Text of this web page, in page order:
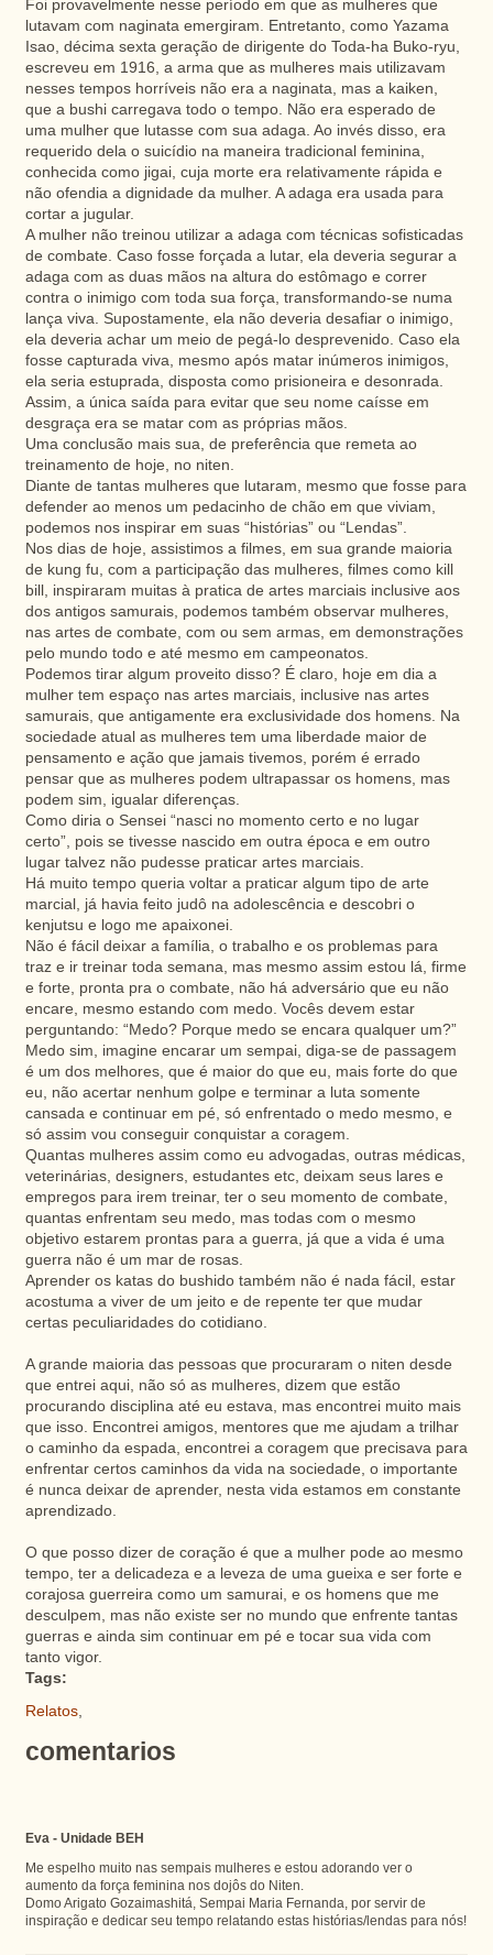
Foi provavelmente nesse período em que as mulheres que
lutavam com naginata emergiram. Entretanto, como Yazama
Isao, décima sexta geração de dirigente do Toda-ha Buko-ryu,
escreveu em 1916, a arma que as mulheres mais utilizavam
nesses tempos horríveis não era a naginata, mas a kaiken,
que a bushi carregava todo o tempo. Não era esperado de
uma mulher que lutasse com sua adaga. Ao invés disso, era
requerido dela o suicídio na maneira tradicional feminina,
conhecida como jigai, cuja morte era relativamente rápida e
não ofendia a dignidade da mulher. A adaga era usada para
cortar a jugular.
A mulher não treinou utilizar a adaga com técnicas sofisticadas
de combate. Caso fosse forçada a lutar, ela deveria segurar a
adaga com as duas mãos na altura do estômago e correr
contra o inimigo com toda sua força, transformando-se numa
lança viva. Supostamente, ela não deveria desafiar o inimigo,
ela deveria achar um meio de pegá-lo desprevenido. Caso ela
fosse capturada viva, mesmo após matar inúmeros inimigos,
ela seria estuprada, disposta como prisioneira e desonrada.
Assim, a única saída para evitar que seu nome caísse em
desgraça era se matar com as próprias mãos.
Uma conclusão mais sua, de preferência que remeta ao
treinamento de hoje, no niten.
Diante de tantas mulheres que lutaram, mesmo que fosse para
defender ao menos um pedacinho de chão em que viviam,
podemos nos inspirar em suas “histórias” ou “Lendas”.
Nos dias de hoje, assistimos a filmes, em sua grande maioria
de kung fu, com a participação das mulheres, filmes como kill
bill, inspiraram muitas à pratica de artes marciais inclusive aos
dos antigos samurais, podemos também observar mulheres,
nas artes de combate, com ou sem armas, em demonstrações
pelo mundo todo e até mesmo em campeonatos.
Podemos tirar algum proveito disso? É claro, hoje em dia a
mulher tem espaço nas artes marciais, inclusive nas artes
samurais, que antigamente era exclusividade dos homens. Na
sociedade atual as mulheres tem uma liberdade maior de
pensamento e ação que jamais tivemos, porém é errado
pensar que as mulheres podem ultrapassar os homens, mas
podem sim, igualar diferenças.
Como diria o Sensei “nasci no momento certo e no lugar
certo”, pois se tivesse nascido em outra época e em outro
lugar talvez não pudesse praticar artes marciais.
Há muito tempo queria voltar a praticar algum tipo de arte
marcial, já havia feito judô na adolescência e descobri o
kenjutsu e logo me apaixonei.
Não é fácil deixar a família, o trabalho e os problemas para
traz e ir treinar toda semana, mas mesmo assim estou lá, firme
e forte, pronta pra o combate, não há adversário que eu não
encare, mesmo estando com medo. Vocês devem estar
perguntando: “Medo? Porque medo se encara qualquer um?”
Medo sim, imagine encarar um sempai, diga-se de passagem
é um dos melhores, que é maior do que eu, mais forte do que
eu, não acertar nenhum golpe e terminar a luta somente
cansada e continuar em pé, só enfrentado o medo mesmo, e
só assim vou conseguir conquistar a coragem.
Quantas mulheres assim como eu advogadas, outras médicas,
veterinárias, designers, estudantes etc, deixam seus lares e
empregos para irem treinar, ter o seu momento de combate,
quantas enfrentam seu medo, mas todas com o mesmo
objetivo estarem prontas para a guerra, já que a vida é uma
guerra não é um mar de rosas.
Aprender os katas do bushido também não é nada fácil, estar
acostuma a viver de um jeito e de repente ter que mudar
certas peculiaridades do cotidiano.
A grande maioria das pessoas que procuraram o niten desde
que entrei aqui, não só as mulheres, dizem que estão
procurando disciplina até eu estava, mas encontrei muito mais
que isso. Encontrei amigos, mentores que me ajudam a trilhar
o caminho da espada, encontrei a coragem que precisava para
enfrentar certos caminhos da vida na sociedade, o importante
é nunca deixar de aprender, nesta vida estamos em constante
aprendizado.
O que posso dizer de coração é que a mulher pode ao mesmo
tempo, ter a delicadeza e a leveza de uma gueixa e ser forte e
corajosa guerreira como um samurai, e os homens que me
desculpem, mas não existe ser no mundo que enfrente tantas
guerras e ainda sim continuar em pé e tocar sua vida com
tanto vigor.
Tags:
Relatos,
comentarios
Eva - Unidade BEH
Me espelho muito nas sempais mulheres e estou adorando ver o
aumento da força feminina nos dojôs do Niten.
Domo Arigato Gozaimashitá, Sempai Maria Fernanda, por servir de
inspiração e dedicar seu tempo relatando estas histórias/lendas para nós!